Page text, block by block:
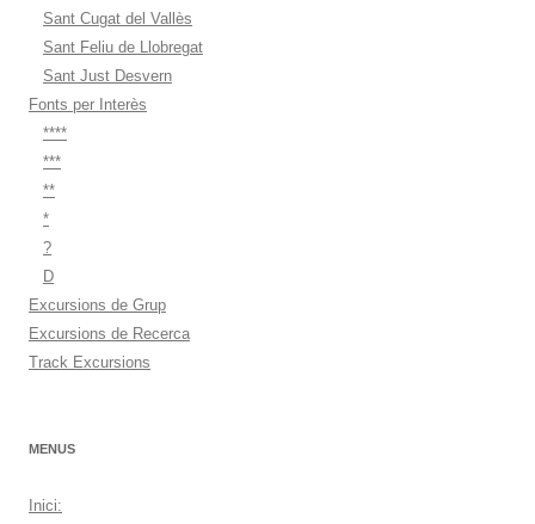
Sant Cugat del Vallès
Sant Feliu de Llobregat
Sant Just Desvern
Fonts per Interès
****
***
**
*
?
D
Excursions de Grup
Excursions de Recerca
Track Excursions
MENUS
Inici: